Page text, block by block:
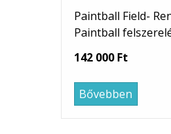
Paintball Field-
Paintball
142 000 Ft
Bővebben